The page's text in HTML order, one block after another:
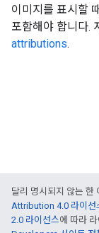
이미지를 표시할
포함해야 합니다.
attributions.
달리 명시되지 않는 한
Attribution 4.0 라이선
2.0 라이선스에 따라